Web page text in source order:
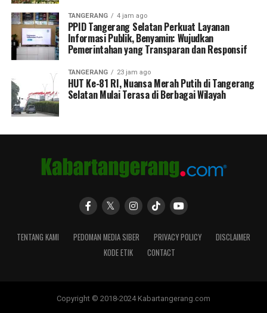
TANGERANG 4 jam ago
PPID Tangerang Selatan Perkuat Layanan
Informasi Publik, Benyamin: Wujudkan
Pemerintahan yang Transparan dan Responsif
TANGERANG 23 jam ago
HUT Ke-81 RI, Nuansa Merah Putih di Tangerang
Selatan Mulai Terasa di Berbagai Wilayah
TENTANG KAMI PEDOMAN MEDIA SIBER PRIVACY POLICY
DISCLAIMER
KODE ETIK
CONTACT
Copyright © 2018-2024 Kabartangerang.com